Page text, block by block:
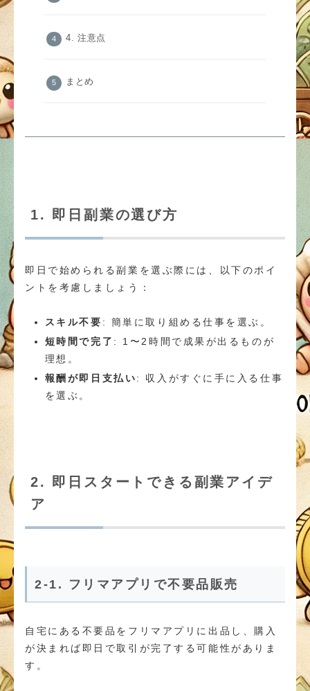
4. 注意点
まとめ
1. 即日副業の選び方
即日で始められる副業を選ぶ際には、以下のポイ
ントを考慮しましょう：
スキル不要 : 簡単に取り組める仕事を選ぶ。
短時間で完了 : 1〜2時間で成果が出るものが
理想。
報酬が即日支払い: 収入がすぐに手に入る仕事
を選ぶ。
2. 即日スタートできる副業アイデ
ア
2-1. フリマアプリで不要品販売
自宅にある不要品をフリマアプリに出品し、購入
が決まれば即日で取引が完了する可能性がありま
す。